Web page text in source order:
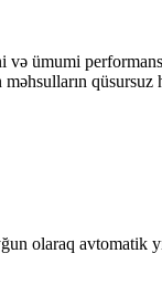
ümumi
qüsursuz
olaraq avtomatik